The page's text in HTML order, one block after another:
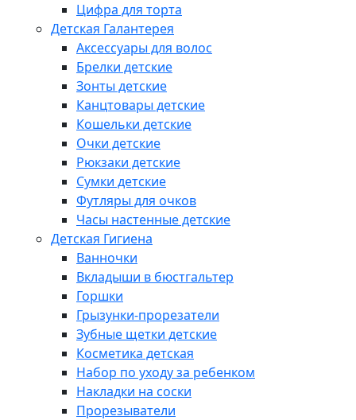
Цифра для торта
Детская Галантерея
Аксессуары для волос
Брелки детские
Зонты детские
Канцтовары детские
Кошельки детские
Очки детские
Рюкзаки детские
Сумки детские
Футляры для очков
Часы настенные детские
Детская Гигиена
Ванночки
Вкладыши в бюстгальтер
Горшки
Грызунки-прорезатели
Зубные щетки детские
Косметика детская
Набор по уходу за ребенком
Накладки на соски
Прорезыватели